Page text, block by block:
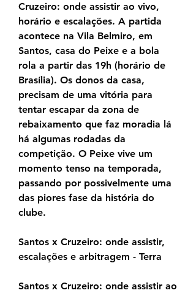
Cruzeiro: onde assistir ao vivo,
horário e escalações. A partida
acontece na Vila Belmiro, em
Santos, casa do Peixe e a bola
rola a partir das 19h (horário de
Brasília). Os donos da casa,
precisam de uma vitória para
tentar escapar da zona de
rebaixamento que faz moradia lá
há algumas rodadas da
competição. O Peixe vive um
momento tenso na temporada,
passando por possivelmente uma
das piores fase da história do
clube.
Santos x Cruzeiro: onde assistir,
escalações e arbitragem - Terra
Santos x Cruzeiro: onde assistir ao